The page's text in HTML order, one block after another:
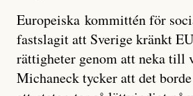
Det verkar vara en underdrift,
Hausfather.
Europeiska kommittén för
fastslagit att Sverige kränkt
rättigheter genom att neka till
Michaneck tycker att det